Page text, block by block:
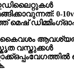
ലൈറ്റുകൾ
: 0-
ഡിമ്മിംഗ്
കൈവശം
വസ്തുക്കൾ
ഒപ്പംവേഗത്തിൽ
.